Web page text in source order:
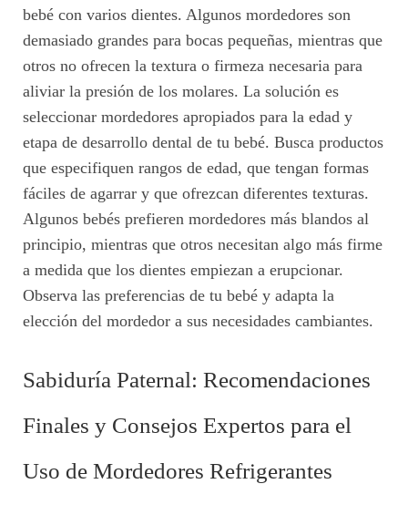
bebé con varios dientes. Algunos mordedores son
demasiado grandes para bocas pequeñas, mientras que
otros no ofrecen la textura o firmeza necesaria para
aliviar la presión de los molares. La solución es
seleccionar mordedores apropiados para la edad y
etapa de desarrollo dental de tu bebé. Busca productos
que especifiquen rangos de edad, que tengan formas
fáciles de agarrar y que ofrezcan diferentes texturas.
Algunos bebés prefieren mordedores más blandos al
principio, mientras que otros necesitan algo más firme
a medida que los dientes empiezan a erupcionar.
Observa las preferencias de tu bebé y adapta la
elección del mordedor a sus necesidades cambiantes.
Sabiduría Paternal: Recomendaciones
Finales y Consejos Expertos para el
Uso de Mordedores Refrigerantes